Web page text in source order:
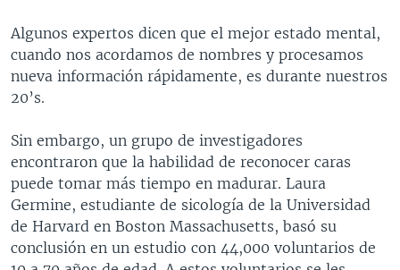
ENTRETENIMIENTO
Algunos expertos dicen que el mejor estado mental,
cuando nos acordamos de nombres y procesamos
nueva información rápidamente, es durante nuestros
20’s.
Sin embargo, un grupo de investigadores
encontraron que la habilidad de reconocer caras
puede tomar más tiempo en madurar. Laura
Germine, estudiante de sicología de la Universidad
de Harvard en Boston Massachusetts, basó su
conclusión en un estudio con 44,000 voluntarios de